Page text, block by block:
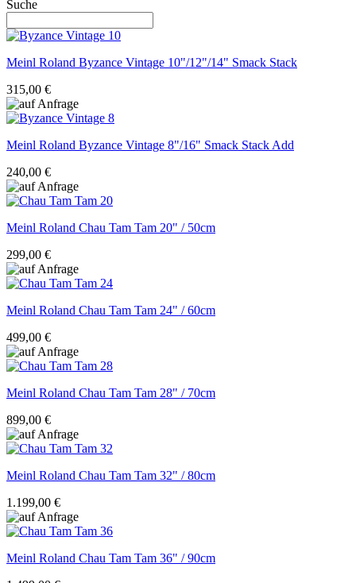
Suche
Meinl Roland Byzance Vintage 10"/12"/14" Smack Stack
315,00 €
Meinl Roland Byzance Vintage 8"/16" Smack Stack Add
240,00 €
Meinl Roland Chau Tam Tam 20" / 50cm
299,00 €
Meinl Roland Chau Tam Tam 24" / 60cm
499,00 €
Meinl Roland Chau Tam Tam 28" / 70cm
899,00 €
Meinl Roland Chau Tam Tam 32" / 80cm
1.199,00 €
Meinl Roland Chau Tam Tam 36" / 90cm